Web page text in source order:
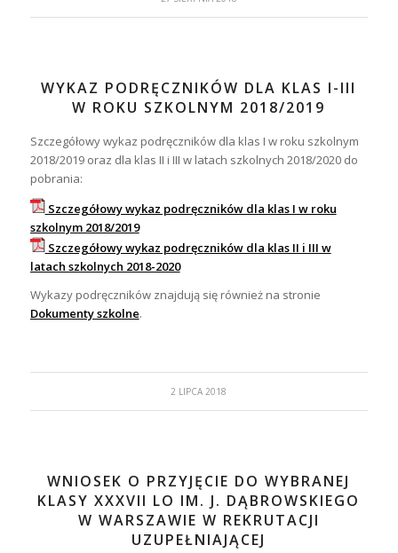
WYKAZ PODRĘCZNIKÓW DLA KLAS I-III
W ROKU SZKOLNYM 2018/2019
Szczegółowy wykaz podręczników dla klas I w roku szkolnym
2018/2019 oraz dla klas II i III w latach szkolnych 2018/2020 do
pobrania:
Szczegółowy wykaz podręczników dla klas I w roku
szkolnym 2018/2019
Szczegółowy wykaz podręczników dla klas II i III w
latach szkolnych 2018-2020
Wykazy podręczników znajdują się również na stronie
Dokumenty szkolne.
2 LIPCA 2018
WNIOSEK O PRZYJĘCIE DO WYBRANEJ
KLASY XXXVII LO IM. J. DĄBROWSKIEGO
W WARSZAWIE W REKRUTACJI
UZUPEŁNIAJĄCEJ